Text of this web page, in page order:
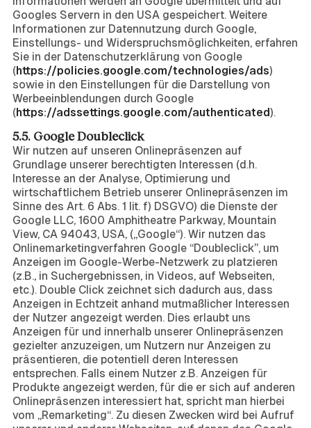
Googles Servern in den USA gespeichert. Weitere
Informationen zur Datennutzung durch Google,
Einstellungs- und Widerspruchsmöglichkeiten, erfahren
Sie in der Datenschutzerklärung von Google
(https://policies.google.com/technologies/ads)
sowie in den Einstellungen für die Darstellung von
Werbeeinblendungen durch Google
(https://adssettings.google.com/authenticated).
5.5. Google Doubleclick
Wir nutzen auf unseren Onlinepräsenzen auf
Grundlage unserer berechtigten Interessen (d.h.
Interesse an der Analyse, Optimierung und
wirtschaftlichem Betrieb unserer Onlinepräsenzen im
Sinne des Art. 6 Abs. 1 lit. f) DSGVO) die Dienste der
Google LLC, 1600 Amphitheatre Parkway, Mountain
View, CA 94043, USA, („Google“). Wir nutzen das
Onlinemarketingverfahren Google “Doubleclick”, um
Anzeigen im Google-Werbe-Netzwerk zu platzieren
(z.B., in Suchergebnissen, in Videos, auf Webseiten,
etc.). Double Click zeichnet sich dadurch aus, dass
Anzeigen in Echtzeit anhand mutmaßlicher Interessen
der Nutzer angezeigt werden. Dies erlaubt uns
Anzeigen für und innerhalb unserer Onlinepräsenzen
gezielter anzuzeigen, um Nutzern nur Anzeigen zu
präsentieren, die potentiell deren Interessen
entsprechen. Falls einem Nutzer z.B. Anzeigen für
Produkte angezeigt werden, für die er sich auf anderen
Onlinepräsenzen interessiert hat, spricht man hierbei
vom „Remarketing“. Zu diesen Zwecken wird bei Aufruf